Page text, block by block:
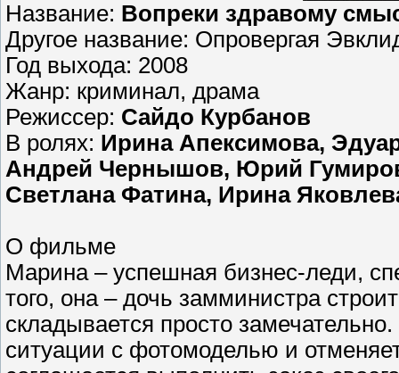
Название: Вопреки здравому
Другое название: Опровергая
Год выхода: 2008
Жанр: криминал, драма
Режиссер: Сайдо Курбанов
В ролях: Ирина Апексимова,
Андрей Чернышов, Юрий
Светлана Фатина, Ирина
О фильме
Марина – успешная бизнес-леди,
того, она – дочь замминистра
складывается просто
ситуации с фотомоделью и